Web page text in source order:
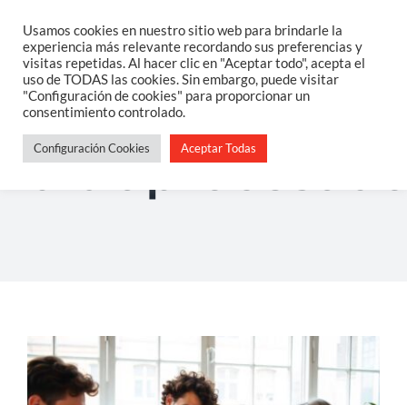
contenido
Home
Sobre Mi
Blog
Usamos cookies en nuestro sitio web para brindarle la
experiencia más relevante recordando sus preferencias y
visitas repetidas. Al hacer clic en "Aceptar todo", acepta el
uso de TODAS las cookies. Sin embargo, puede visitar
"Configuración de cookies" para proporcionar un
consentimiento controlado.
Configuración Cookies Aceptar Todas